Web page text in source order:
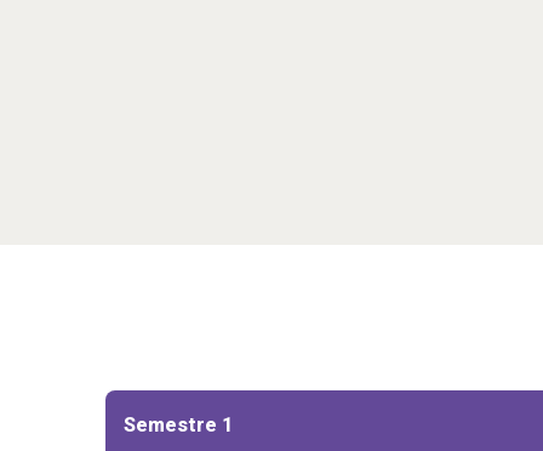
Semestre 1